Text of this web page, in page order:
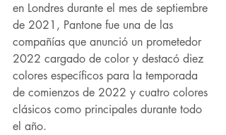
en Londres durante el mes de septiembre
de 2021, Pantone fue una de las
compañías que anunció un prometedor
2022 cargado de color y destacó diez
colores específicos para la temporada
de comienzos de 2022 y cuatro colores
clásicos como principales durante todo
el año.